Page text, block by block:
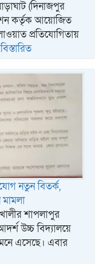
(দিনাজপুর
কর্তৃক আয়োজিত
প্রতিযোগিতায়
নতুন বিতর্ক,
শাপলাপুর
উচ্চ বিদ্যালয়ে
এসেছে। এবার